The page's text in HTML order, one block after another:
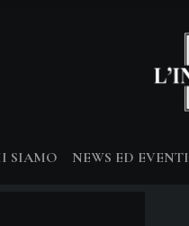
SIAMO NEWS ED EVENTI